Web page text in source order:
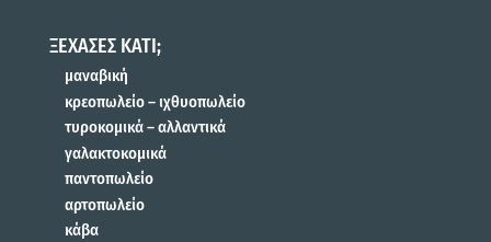
ΞΕΧΑΣΕΣ ΚΑΤΙ;
μαναβική
κρεοπωλείο – ιχθυοπωλείο
τυροκομικά – αλλαντικά
γαλακτοκομικά
παντοπωλείο
αρτοπωλείο
κάβα